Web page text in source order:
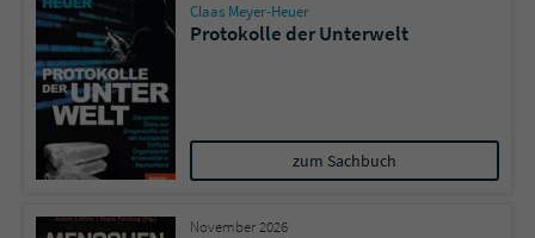
Claas Meyer-Heuer
Protokolle der Unterwelt
zum Sachbuch
November 2026